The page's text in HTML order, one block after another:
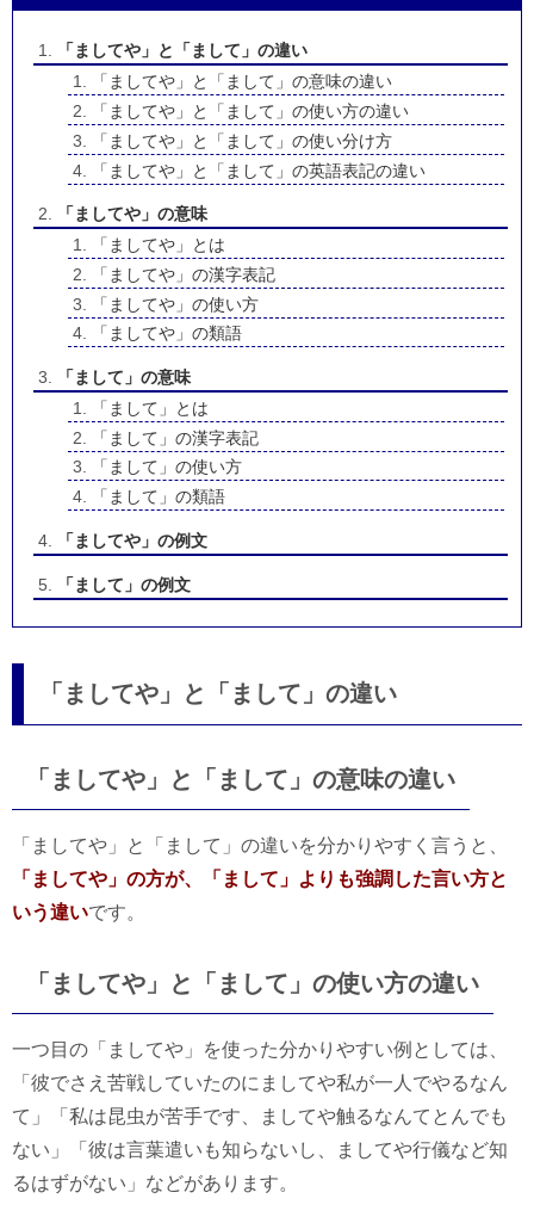
「ましてや」と「まして」の違い
「ましてや」と「まして」の意味の違い
「ましてや」と「まして」の使い方の違い
「ましてや」と「まして」の使い分け方
「ましてや」と「まして」の英語表記の違い
「ましてや」の意味
「ましてや」とは
「ましてや」の漢字表記
「ましてや」の使い方
「ましてや」の類語
「まして」の意味
「まして」とは
「まして」の漢字表記
「まして」の使い方
「まして」の類語
「ましてや」の例文
「まして」の例文
「ましてや」と「まして」の違い
「ましてや」と「まして」の意味の違い
「ましてや」と「まして」の違いを分かりやすく言うと、
「ましてや」の方が、「まして」よりも強調した言い方と
いう違いです。
「ましてや」と「まして」の使い方の違い
一つ目の「ましてや」を使った分かりやすい例としては、
「彼でさえ苦戦していたのにましてや私が一人でやるなん
て」「私は昆虫が苦手です、ましてや触るなんてとんでも
ない」「彼は言葉遣いも知らないし、ましてや行儀など知
るはずがない」などがあります。